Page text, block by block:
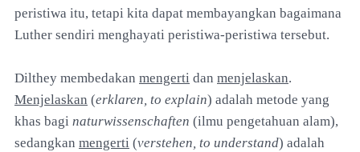
peristiwa itu, tetapi kita dapat membayangkan bagaimana
Luther sendiri menghayati peristiwa-peristiwa tersebut.
Dilthey membedakan mengerti dan menjelaskan.
Menjelaskan (erklaren, to explain) adalah metode yang
khas bagi naturwissenschaften (ilmu pengetahuan alam),
sedangkan mengerti (verstehen, to understand) adalah